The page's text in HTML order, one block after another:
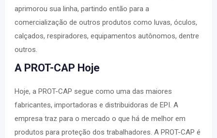
aprimorou sua linha, partindo então para a
comercialização de outros produtos como luvas, óculos,
calçados, respiradores, equipamentos autônomos, dentre
outros.
A PROT-CAP Hoje
Hoje, a PROT-CAP segue como uma das maiores
fabricantes, importadoras e distribuidoras de EPI. A
empresa traz para o mercado o que há de melhor em
produtos para proteção dos trabalhadores. A PROT-CAP é